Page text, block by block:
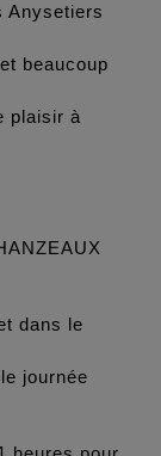
Anysetiers
beaucoup
plaisir à
dans le
journée